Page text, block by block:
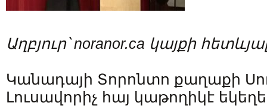
Աղբյուր՝ noranor.ca կայքի
Կանադայի Տորոնտո քաղաքի
Լուսավորիչ հայ կաթողիկէ